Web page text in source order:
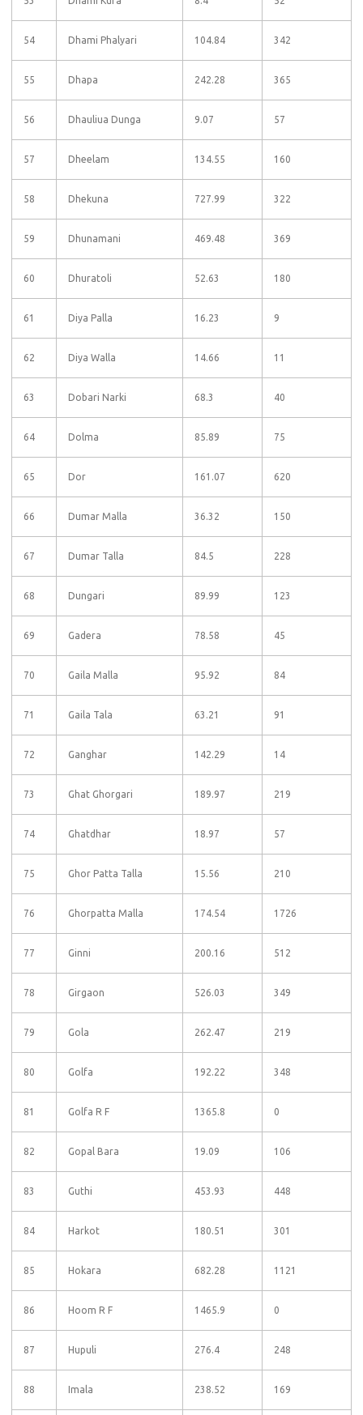
54 Dhami Phalyari 104.84 342
55 Dhapa 242.28 365
56 Dhauliua Dunga 9.07 57
57 Dheelam 134.55 160
58 Dhekuna 727.99 322
59 Dhunamani 469.48 369
60 Dhuratoli 52.63 180
61 Diya Palla 16.23 9
62 Diya Walla 14.66 11
63 Dobari Narki 68.3 40
64 Dolma 85.89 75
65 Dor 161.07 620
66 Dumar Malla 36.32 150
67 Dumar Talla 84.5 228
68 Dungari 89.99 123
69 Gadera 78.58 45
70 Gaila Malla 95.92 84
71 Gaila Tala 63.21 91
72 Ganghar 142.29 14
73 Ghat Ghorgari 189.97 219
74 Ghatdhar 18.97 57
75 Ghor Patta Talla 15.56 210
76 Ghorpatta Malla 174.54 1726
77 Ginni 200.16 512
78 Girgaon 526.03 349
79 Gola 262.47 219
80 Golfa 192.22 348
81 Golfa R F 1365.8 0
82 Gopal Bara 19.09 106
83 Guthi 453.93 448
84 Harkot 180.51 301
85 Hokara 682.28 1121
86 Hoom R F 1465.9 0
87 Hupuli 276.4 248
88 Imala 238.52 169